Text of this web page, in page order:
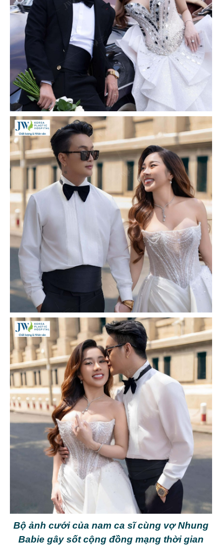
Bộ ảnh cưới của nam ca sĩ cùng vợ Nhung
Babie gây sốt cộng đồng mạng thời gian